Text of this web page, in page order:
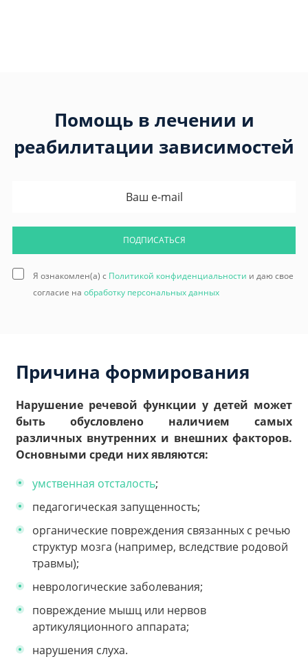
Помощь в лечении и
реабилитации зависимостей
ПОДПИСАТЬСЯ
Я ознакомлен(а) с Политикой конфиденциальности и даю свое
согласие на обработку персональных данных
Причина формирования
Нарушение речевой функции у детей может
быть обусловлено наличием самых
различных внутренних и внешних факторов.
Основными среди них являются:
умственная отсталость;
педагогическая запущенность;
органические повреждения связанных с речью
структур мозга (например, вследствие родовой
травмы);
неврологические заболевания;
повреждение мышц или нервов
артикуляционного аппарата;
нарушения слуха.